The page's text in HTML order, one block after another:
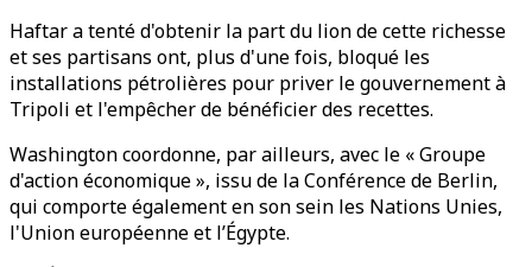
Haftar a tenté d'obtenir la part du lion de cette richesse
et ses partisans ont, plus d'une fois, bloqué les
installations pétrolières pour priver le gouvernement à
Tripoli et l'empêcher de bénéficier des recettes.
Washington coordonne, par ailleurs, avec le « Groupe
d'action économique », issu de la Conférence de Berlin,
qui comporte également en son sein les Nations Unies,
l'Union européenne et l’Égypte.